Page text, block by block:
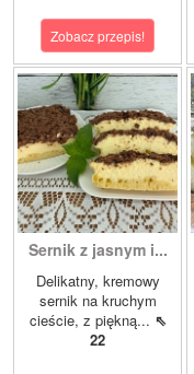
Zobacz przepis!
Sernik z jasnym i...
Delikatny, kremowy
sernik na kruchym
cieście, z piękną... ⇖
22